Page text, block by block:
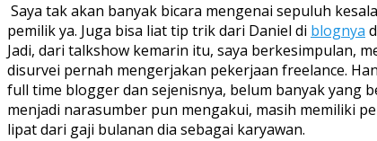
Saya tak akan banyak bicara mengenai sepuluh
pemilik ya. Juga bisa liat tip trik dari Daniel di blognya
Jadi, dari talkshow kemarin itu, saya berkesimpulan,
disurvei pernah mengerjakan pekerjaan freelance.
full time blogger dan sejenisnya, belum banyak yang
menjadi narasumber pun mengakui, masih memiliki
lipat dari gaji bulanan dia sebagai karyawan.